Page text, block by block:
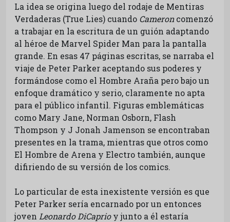
La idea se origina luego del rodaje de Mentiras
Verdaderas (True Lies) cuando Cameroncomenzó
a trabajar en la escritura de un guión adaptando
al héroe de Marvel Spider Man para la pantalla
grande. En esas 47 páginas escritas, se narraba el
viaje de Peter Parker aceptando sus poderes y
formándose como el Hombre Araña pero bajo un
enfoque dramático y serio, claramente no apta
para el público infantil. Figuras emblemáticas
como Mary Jane, Norman Osborn, Flash
Thompson y J Jonah Jamenson se encontraban
presentes en la trama, mientras que otros como
El Hombre de Arena y Electro también, aunque
difiriendo de su versión de los comics.
Lo particular de esta inexistente versión es que
Peter Parker sería encarnado por un entonces
joven Leonardo DiCaprioy junto a él estaría